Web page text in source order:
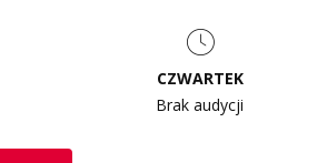
CZWARTEK
Brak audycji